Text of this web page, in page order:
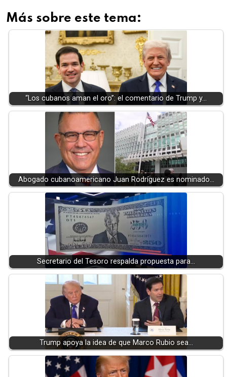
Más sobre este tema:
“Los cubanos aman el oro”: el comentario de Trump y…
Abogado cubanoamericano Juan Rodríguez es nominado…
Secretario del Tesoro respalda propuesta para…
Trump apoya la idea de que Marco Rubio sea…